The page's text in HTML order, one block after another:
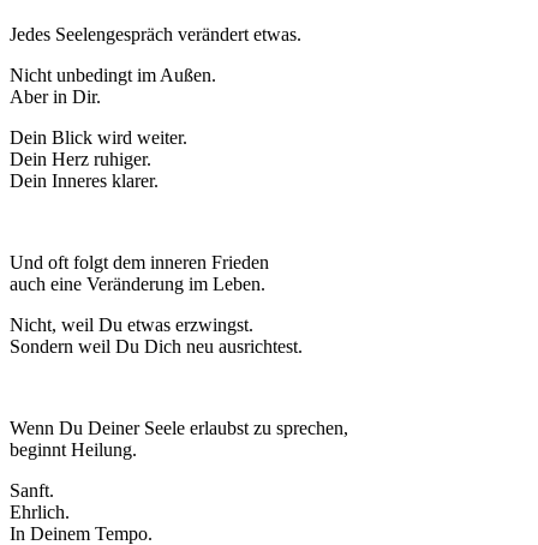
Jedes Seelengespräch verändert etwas.
Nicht unbedingt im Außen.
Aber in Dir.
Dein Blick wird weiter.
Dein Herz ruhiger.
Dein Inneres klarer.
Und oft folgt dem inneren Frieden
auch eine Veränderung im Leben.
Nicht, weil Du etwas erzwingst.
Sondern weil Du Dich neu ausrichtest.
Wenn Du Deiner Seele erlaubst zu sprechen,
beginnt Heilung.
Sanft.
Ehrlich.
In Deinem Tempo.